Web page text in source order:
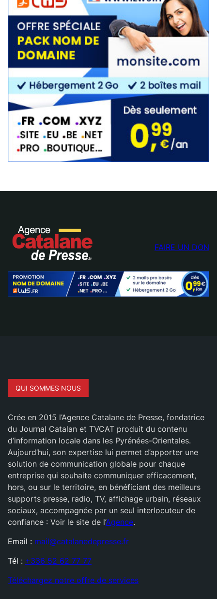
FAIRE UN DON
QUI SOMMES NOUS
Crée en 2015 l’Agence Catalane de Presse, fondatrice
du Journal Catalan et TVCAT produit du contenu
d’information locale dans les Pyrénées-Orientales.
Aujourd’hui, son expertise lui permet d’apporter une
solution de communication globale pour chaque
entreprise qui souhaite communiquer efficacement,
hors, ou sur le territoire, en bénéficiant des meilleurs
supports presse, radio, TV, affichage urbain, réseaux
sociaux, accompagnée par un seul interlocuteur de
confiance : Voir le site de l’Agence.
Email : mail@catalanedepresse.fr
Tél : +336 52 62 77 77
Téléchargez notre offre de services